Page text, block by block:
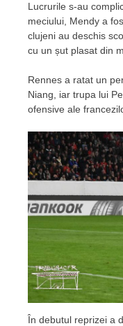
Lucrurile s-au
meciului, Mendy a
clujeni au deschis
cu un șut plasat din
Rennes a ratat un
Niang, iar trupa lui
ofensive ale
În debutul reprizei a